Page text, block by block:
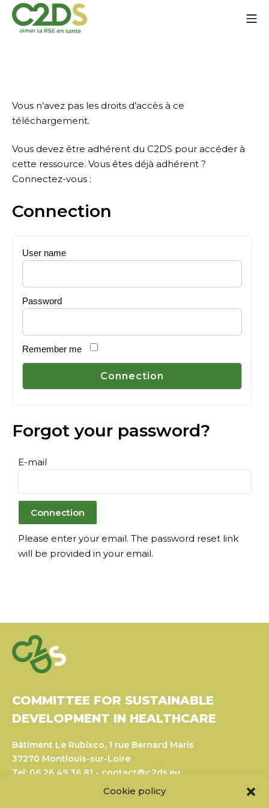
Cookie policy
content
Vous n’avez pas les droits d’accès à ce
téléchargement.
Vous devez être adhérent du C2DS pour accéder à
cette ressource. Vous êtes déjà adhérent ?
Connectez-vous :
Connection
User name
Password
Remember me
Forgot your password?
E-mail
Please enter your email. The password reset link
will be provided in your email.
COMMITTEE FOR SUSTAINABLE
DEVELOPMENT IN HEALTHCARE
Bâtiment Le Rubixco, 1 rue Bernard Maris
37270 Montlouis-sur-Loire
Tel: 06 26 49 36 81 - contact@c2ds.eu